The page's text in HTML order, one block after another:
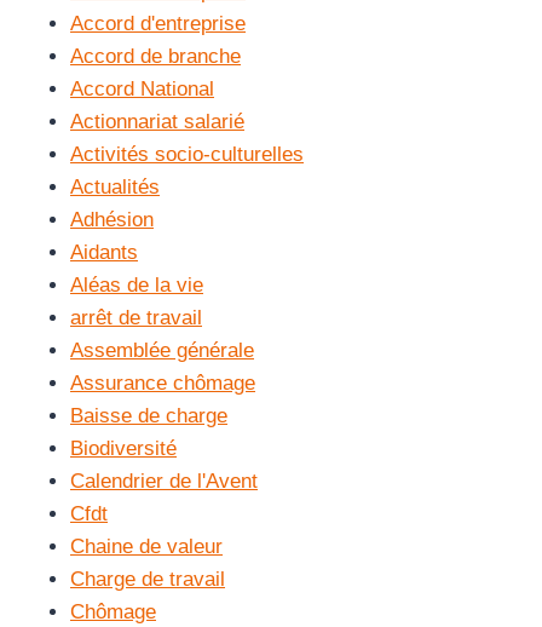
Accord d'entreprise
Accord de branche
Accord National
Actionnariat salarié
Activités socio-culturelles
Actualités
Adhésion
Aidants
Aléas de la vie
arrêt de travail
Assemblée générale
Assurance chômage
Baisse de charge
Biodiversité
Calendrier de l'Avent
Cfdt
Chaine de valeur
Charge de travail
Chômage